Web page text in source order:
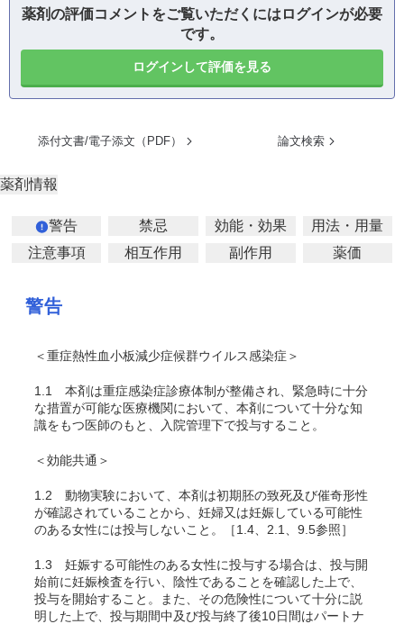
薬剤の評価コメントをご覧いただくにはログインが必要
です。
ログインして評価を見る
添付文書/電子添文（PDF） 論文検索
薬剤情報
警告 禁忌 効能・効果
用法・用量
注意事項
相互作用 副作用 薬価
警告
＜重症熱性血小板減少症候群ウイルス感染症＞
1.1
本剤は重症感染症診療体制が整備され、緊急時に十分
な措置が可能な医療機関において、本剤について十分な知
識をもつ医師のもと、入院管理下で投与すること。
＜効能共通＞
1.2 動物実験において、本剤は初期胚の致死及び催奇形性
が確認されていることから、妊婦又は妊娠している可能性
のある女性には投与しないこと。［1.4、2.1、9.5参照］
1.3 妊娠する可能性のある女性に投与する場合は、投与開
始前に妊娠検査を行い、陰性であることを確認した上で、
投与を開始すること。また、その危険性について十分に説
明した上で、投与期間中及び投与終了後10日間はパートナ